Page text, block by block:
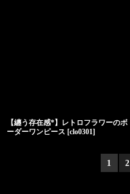
【纏う存在感*】レトロフラワーのボ
ーダーワンピース [clo0301]
1 2